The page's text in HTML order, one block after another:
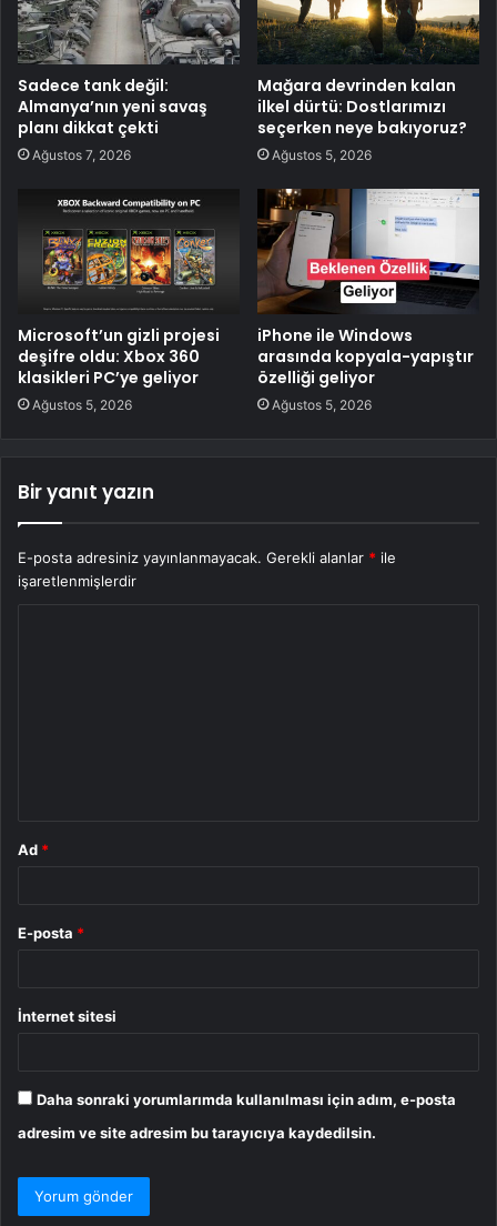
Sadece tank değil:
Almanya’nın yeni savaş
planı dikkat çekti
Ağustos 7, 2026
Mağara devrinden kalan
ilkel dürtü: Dostlarımızı
seçerken neye bakıyoruz?
Ağustos 5, 2026
Microsoft’un gizli projesi
deşifre oldu: Xbox 360
klasikleri PC’ye geliyor
Ağustos 5, 2026
iPhone ile Windows
arasında kopyala-yapıştır
özelliği geliyor
Ağustos 5, 2026
Bir yanıt yazın
E-posta adresiniz yayınlanmayacak. Gerekli alanlar * ile
işaretlenmişlerdir
Ad *
E-posta *
İnternet sitesi
Daha sonraki yorumlarımda kullanılması için adım, e-posta
adresim ve site adresim bu tarayıcıya kaydedilsin.